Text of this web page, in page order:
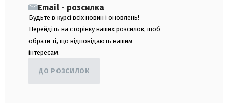
Email - розсилка
Будьте в курсі всіх новин і оновлень!
Перейдіть на сторінку наших розсилок, щоб
обрати ті, що відповідають вашим
інтересам.
ДО РОЗСИЛОК